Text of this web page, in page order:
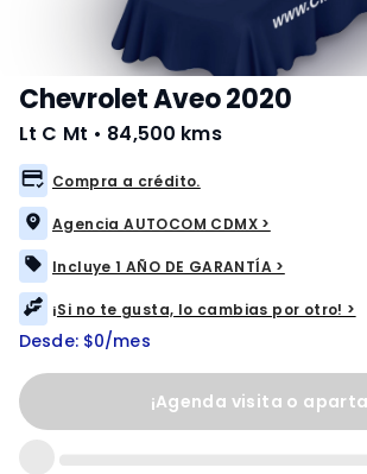
Chevrolet Aveo 2020
Lt C Mt • 84,500 kms
Compra a crédito.
Agencia AUTOCOM CDMX >
Incluye 1 AÑO DE GARANTÍA >
¡Si no te gusta, lo cambias por otro! >
Desde: $0/mes
¡Agenda visita o